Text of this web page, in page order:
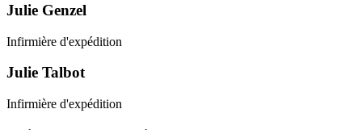
Julie Genzel
Infirmière d'expédition
Julie Talbot
Infirmière d'expédition